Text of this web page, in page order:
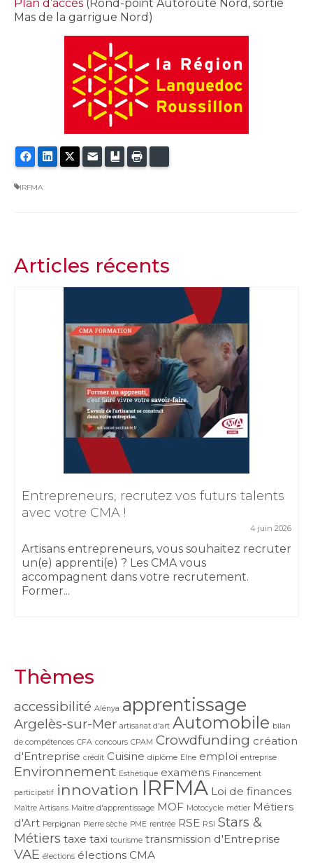
Plan d’accès (Rond-point Autoroute Nord, sortie
Mas de la garrigue Nord)
FacebookLinkedInTwitter
E-mail Ajouter aux favoris
IRFMA
Articles récents
Entrepreneurs, recrutez vos futurs talents
avec votre CMA !
4 juin 2026
Artisans entrepreneurs, vous souhaitez recruter
un(e) apprenti(e) ? Les CMA vous
accompagnent dans votre recrutement.
Former...
Thèmes
accessibilité Alénya apprentissage
Argelès-sur-Mer artisanat d'art Automobile bilan
de compétences CFA concours CPAM Crowdfunding création
d'Entreprise crédit Cuisine diplôme Elne emploi entreprise
Environnement Esthétique examens Financement
participatif innovation IRFMA Loi de finances
Maître Artisans Maître d'apprentissage MOF Motocycle métier Métiers
d'Art Perpignan Pierre sèche PME rentrée RSE RSI Stars &
Métiers taxe taxi tourisme transmission d'Entreprise
VAE élections élections CMA